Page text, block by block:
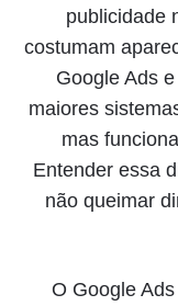
publicidade
costumam
Google Ads
maiores
mas
Entender essa
não queimar
O Google